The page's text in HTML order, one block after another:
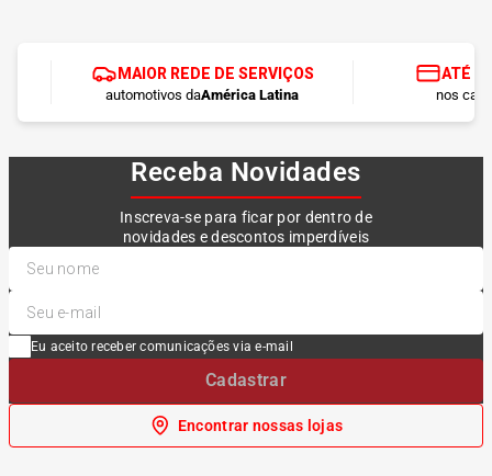
MAIOR REDE DE SERVIÇOS
automotivos daAmérica Latina
ATÉ
nos
Receba Novidades
Inscreva-se para ficar por dentro de
novidades e descontos imperdíveis
Eu aceito receber comunicações via e-mail
Cadastrar
Encontrar nossas lojas